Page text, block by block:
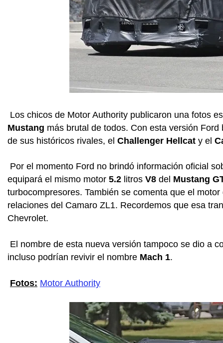
Los chicos de Motor Authority publicaron una fotos
Mustang más brutal de todos. Con esta versión
de sus históricos rivales, el Challenger Hellcat y el
Por el momento Ford no brindó información oficial
equipará el mismo motor 5.2 litros V8 del Mustang
turbocompresores. También se comenta que el
relaciones del Camaro ZL1. Recordemos que esa
Chevrolet.
El nombre de esta nueva versión tampoco se dio a
incluso podrían revivir el nombre Mach 1.
Fotos: Motor Authority